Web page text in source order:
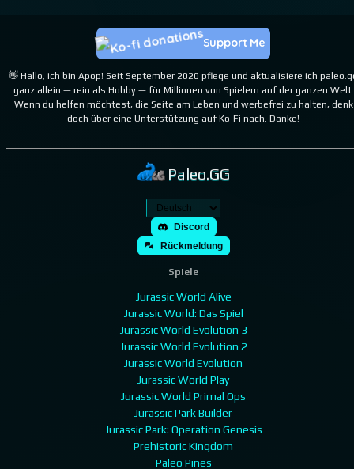
👋 Hallo, ich bin Apop! Seit September 2020 pflege und aktualisiere ich
ganz allein — rein als Hobby — für Millionen von Spielern auf der ganzen Welt.
Wenn du helfen möchtest, die Seite am Leben und werbefrei zu halten, denk
doch über eine Unterstützung auf Ko-Fi nach. Danke!
Support Me
Paleo.GG
Discord
Rückmeldung
Spiele
Jurassic World Alive
Jurassic World: Das Spiel
Jurassic World Evolution 3
Jurassic World Evolution 2
Jurassic World Evolution
Jurassic World Play
Jurassic World Primal Ops
Jurassic Park Builder
Jurassic Park: Operation Genesis
Prehistoric Kingdom
Paleo Pines